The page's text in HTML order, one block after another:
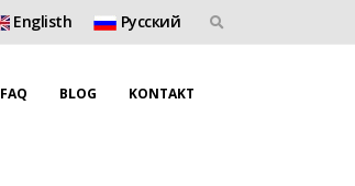
Englisth Pусский
FAQ BLOG KONTAKT